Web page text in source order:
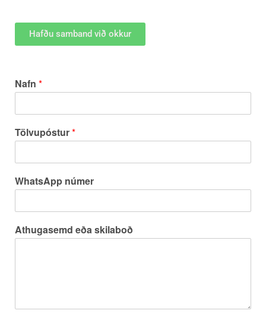
Hafðu samband við okkur
Nafn *
Tölvupóstur*
WhatsApp númer
Athugasemd eða skilaboð